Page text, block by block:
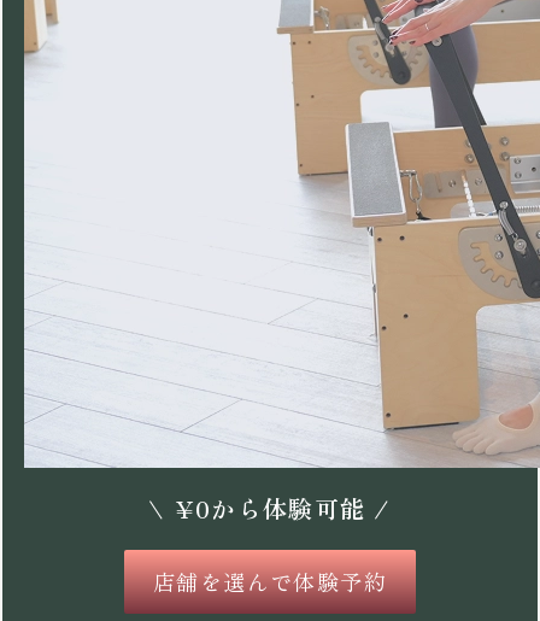
\ ¥0から体験可能 /
店舗を選んで体験予約